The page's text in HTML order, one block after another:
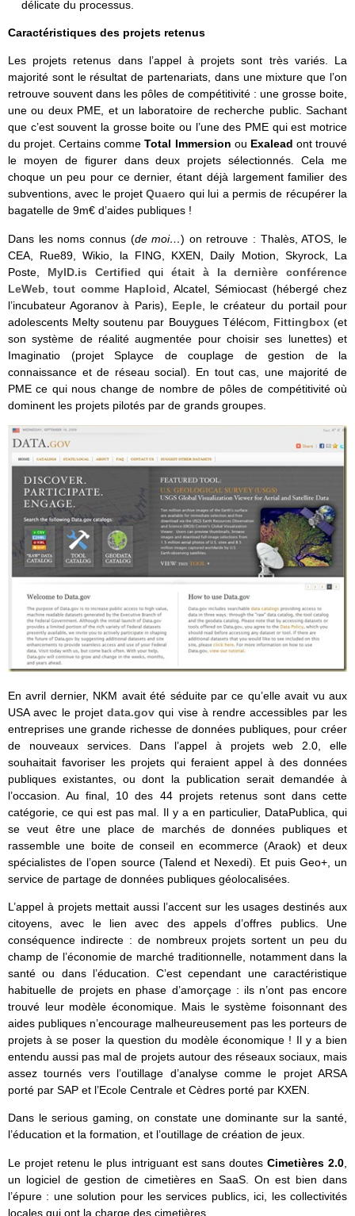
délicate du processus.
Caractéristiques des projets retenus
Les projets retenus dans l’appel à projets sont très variés. La
majorité sont le résultat de partenariats, dans une mixture que l’on
retrouve souvent dans les pôles de compétitivité : une grosse boite,
une ou deux PME, et un laboratoire de recherche public. Sachant
que c’est souvent la grosse boite ou l’une des PME qui est motrice
du projet. Certains commeTotal Immersion ou Exalead ont trouvé
le moyen de figurer dans deux projets sélectionnés. Cela me
choque un peu pour ce dernier, étant déjà largement familier des
subventions, avec le projetQuaero qui lui a permis de récupérer la
bagatelle de 9m€ d’aides publiques !
Dans les noms connus (de moi…) on retrouve : Thalès, ATOS, le
CEA, Rue89, Wikio, la FING, KXEN, Daily Motion, Skyrock, La
Poste, MylD.is Certified qui était à la dernière conférence
LeWeb ,tout comme Haploid , Alcatel, Sémiocast (hébergé chez
l’incubateur Agoranov à Paris), Eeple, le créateur du portail pour
adolescents Melty soutenu par Bouygues Télécom, Fittingbox(et
son système de réalité augmentée pour choisir ses lunettes) et
Imaginatio (projet Splayce de couplage de gestion de la
connaissance et de réseau social). En tout cas, une majorité de
PME ce qui nous change de nombre de pôles de compétitivité où
dominent les projets pilotés par de grands groupes.
En avril dernier, NKM avait été séduite par ce qu’elle avait vu aux
USA avec le projetdata.gov qui vise à rendre accessibles par les
entreprises une grande richesse de données publiques, pour créer
de nouveaux services. Dans l’appel à projets web 2.0, elle
souhaitait favoriser les projets qui feraient appel à des données
publiques existantes, ou dont la publication serait demandée à
l’occasion. Au final, 10 des 44 projets retenus sont dans cette
catégorie, ce qui est pas mal. Il y a en particulier, DataPublica, qui
se veut être une place de marchés de données publiques et
rassemble une boite de conseil en ecommerce (Araok) et deux
spécialistes de l’open source (Talend et Nexedi). Et puis Geo+, un
service de partage de données publiques géolocalisées.
L’appel à projets mettait aussi l’accent sur les usages destinés aux
citoyens, avec le lien avec des appels d’offres publics. Une
conséquence indirecte : de nombreux projets sortent un peu du
champ de l’économie de marché traditionnelle, notamment dans la
santé ou dans l’éducation. C’est cependant une caractéristique
habituelle de projets en phase d’amorçage : ils n’ont pas encore
trouvé leur modèle économique. Mais le système foisonnant des
aides publiques n’encourage malheureusement pas les porteurs de
projets à se poser la question du modèle économique ! Il y a bien
entendu aussi pas mal de projets autour des réseaux sociaux, mais
assez tournés vers l’outillage d’analyse comme le projet ARSA
porté par SAP et l’Ecole Centrale et Cèdres porté par KXEN.
Dans le serious gaming, on constate une dominante sur la santé,
l’éducation et la formation, et l’outillage de création de jeux.
Le projet retenu le plus intriguant est sans doutes Cimetières 2.0
un logiciel de gestion de cimetières en SaaS. On est bien dans
l’épure : une solution pour les services publics, ici, les collectivités
locales qui ont la charge des cimetières.